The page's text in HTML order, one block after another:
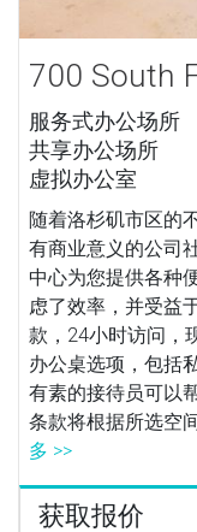
700 South
服务式办公场所
共享办公场所
虚拟办公室
随着洛杉矶市区的
有商业意义的公司
中心为您提供各种
虑了效率，并受益
款，24小时访问，
办公桌选项，包括
有素的接待员可以
条款将根据所选空
多 >>
获取报价